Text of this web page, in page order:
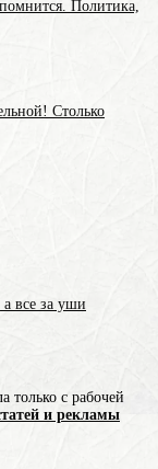
Политика,
Столько
все за уши
только с рабочей
и рекламы